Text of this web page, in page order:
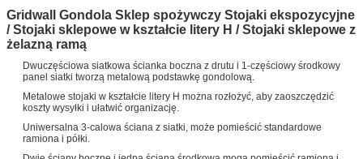
Gridwall Gondola Sklep spożywczy Stojaki ekspozycyjne
/ Stojaki sklepowe w kształcie litery H / Stojaki sklepowe z
żelazną ramą
Dwuczęściowa siatkowa ścianka boczna z drutu i 1-częściowy środkowy
panel siatki tworzą metalową podstawkę gondolową.
Metalowe stojaki w kształcie litery H można rozłożyć, aby zaoszczędzić
koszty wysyłki i ułatwić organizację.
Uniwersalna 3-calowa ściana z siatki, może pomieścić standardowe
ramiona i półki.